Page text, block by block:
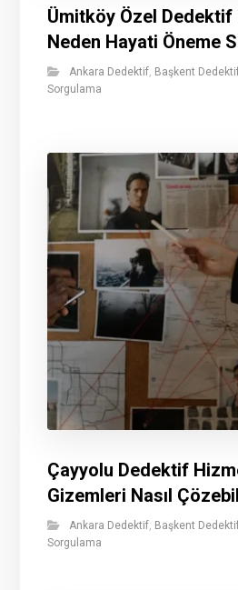
Ümitköy Özel
Neden Hayati Öneme
Ankara Dedektif, Başkent
Sorgulama
Çayyolu Dedektif
Gizemleri Nasıl
Ankara Dedektif, Başkent
Sorgulama